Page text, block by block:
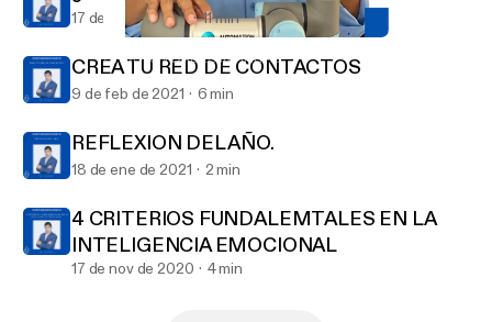
OPORTUNIDADES INFINITAS
17 de feb de 2021 11 min
CREA TU RED DE CONTACTOS
9 de feb de 2021 6 min
REFLEXION DEL AÑO.
18 de ene de 2021 2 min
4 CRITERIOS FUNDALEMTALES EN LA
INTELIGENCIA EMOCIONAL
17 de nov de 2020 4 min